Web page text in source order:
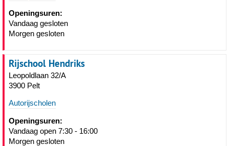
Openingsuren:
Vandaag gesloten
Morgen gesloten
Rijschool Hendriks
Leopoldlaan 32/A
3900 Pelt
Autorijscholen
Openingsuren:
Vandaag open 7:30 - 16:00
Morgen gesloten